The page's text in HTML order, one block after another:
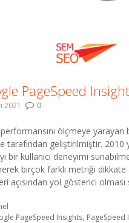
PageSpeed
2021 0
ölçmeye
tarafından geliştirilmiştir. 2010
bir kullanıcı deneyimi
birçok farklı metriği
açısından yol gösterici
PageSpeed Insights PageSpeed